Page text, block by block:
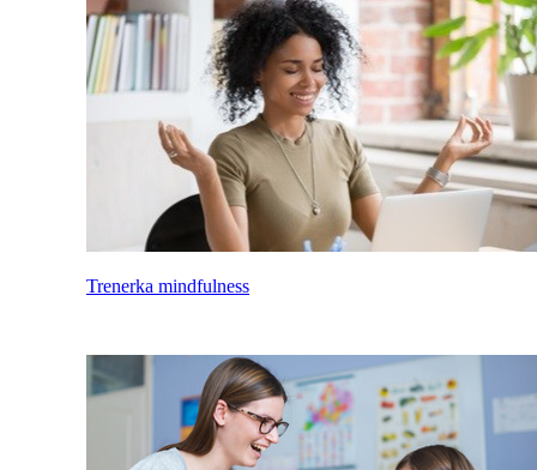
Trenerka mindfulness